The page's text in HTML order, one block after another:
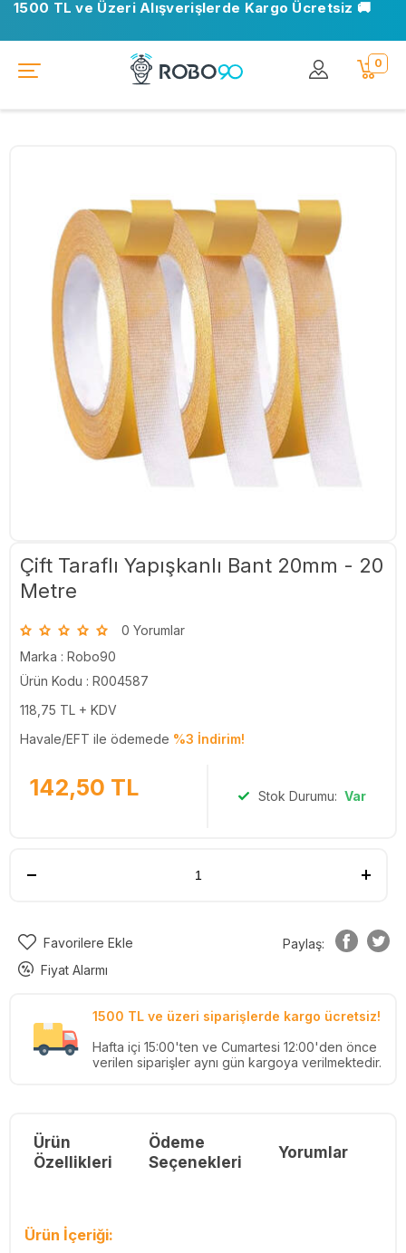
1500 TL ve Üzeri Alışverişlerde Kargo Ücretsiz 🚚
0
Çift Taraflı Yapışkanlı Bant 20mm - 20
Metre
0 Yorumlar
Marka : Robo90
Ürün Kodu : R004587
118,75 TL + KDV
Havale/EFT ile ödemede %3 İndirim!
142,50 TL Stok Durumu: Var
Favorilere Ekle
Fiyat Alarmı
Paylaş:
1500 TL ve üzeri siparişlerde kargo ücretsiz!
Hafta içi 15:00'ten ve Cumartesi 12:00'den önce
verilen siparişler aynı gün kargoya verilmektedir.
Ürün
Özellikleri
Ödeme
Seçenekleri
Yorumlar
Ürün İçeriği: